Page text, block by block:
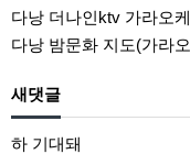
다낭 더나인ktv 가라오케
다낭 밤문화 지도(가라오케,마사지,
새댓글
하 기대돼